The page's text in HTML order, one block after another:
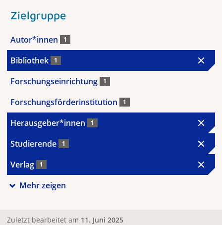
Zielgruppe
Autor*innen 1
Bibliothek 1
Forschungseinrichtung 1
Forschungsförderinstitution 1
Herausgeber*innen 1
Studierende 1
Verlag 1
Mehr zeigen
Zuletzt bearbeitet am 11. Juni 2025